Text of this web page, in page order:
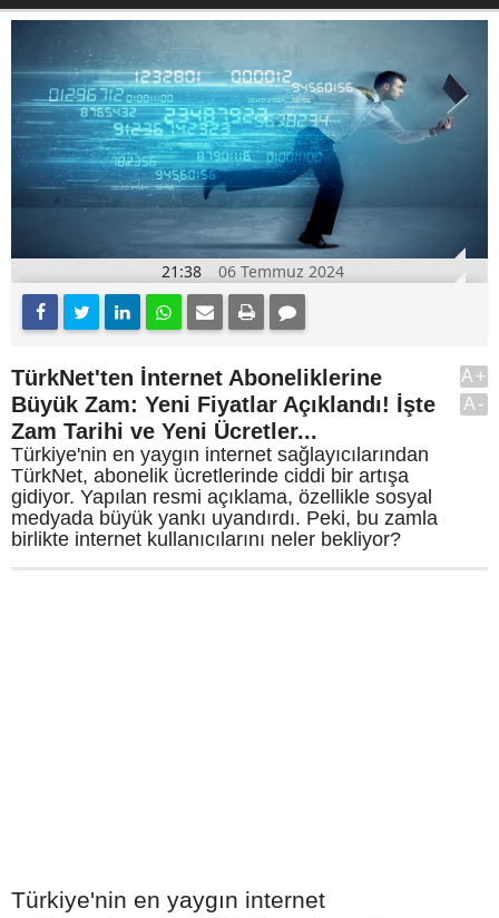
21:38 06 Temmuz 2024
TürkNet'ten İnternet Aboneliklerine
Büyük Zam: Yeni Fiyatlar Açıklandı! İşte
Zam Tarihi ve Yeni Ücretler...
Türkiye'nin en yaygın internet sağlayıcılarından
TürkNet, abonelik ücretlerinde ciddi bir artışa
gidiyor. Yapılan resmi açıklama, özellikle sosyal
medyada büyük yankı uyandırdı. Peki, bu zamla
birlikte internet kullanıcılarını neler bekliyor?
A+
A-
Türkiye'nin en yaygın internet